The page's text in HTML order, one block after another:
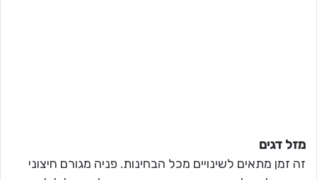
מזל דגים
זה זמן מתאים לשינויים מכל הבחינות. פניה מגורם חיצוני